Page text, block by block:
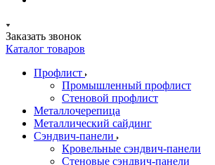
Заказать звонок
Каталог товаров
Профлист
Промышленный профлист
Стеновой профлист
Металлочерепица
Металлический сайдинг
Сэндвич-панели
Кровельные сэндвич-панели
Стеновые сэндвич-панели